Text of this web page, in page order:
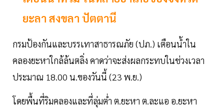
ยะลา สงขลา ปัตตานี
กรมป้องกันและบรรเทาสาธารณภัย (ปภ.) เตือนน้ำใน
คลองยะหาใกล้ล้นตลิ่ง คาดว่าจะส่งผลกระทบในช่วงเวลา
ประมาณ 18.00 น.ของวันนี้ (23 พ.ย.)
โดยพื้นที่ริมคลองและที่ลุ่มต่ำ ต.ยะหา ต.ละแอ อ.ยะหา